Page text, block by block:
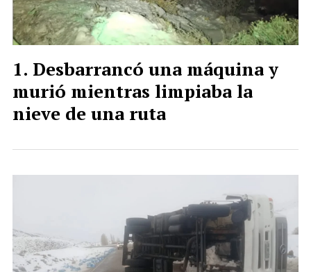
Desbarrancó una máquina y
murió mientras limpiaba la
nieve de una ruta